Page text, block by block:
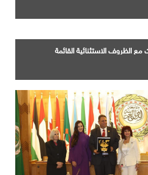
الظروف الاستثنائية القائمة